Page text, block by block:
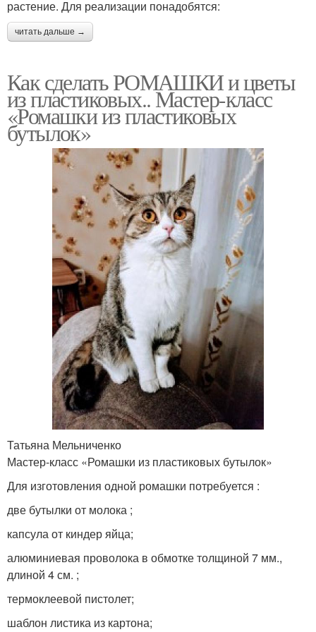
растение. Для реализации понадобятся:
читать дальше →
Как сделать РОМАШКИ и цветы
из пластиковых.. Мастер-класс
«Ромашки из пластиковых
бутылок»
Татьяна Мельниченко
Мастер-класс «Ромашки из пластиковых бутылок»
Для изготовления одной ромашки потребуется :
две бутылки от молока ;
капсула от киндер яйца;
алюминиевая проволока в обмотке толщиной 7 мм.,
длиной 4 см. ;
термоклеевой пистолет;
шаблон листика из картона;